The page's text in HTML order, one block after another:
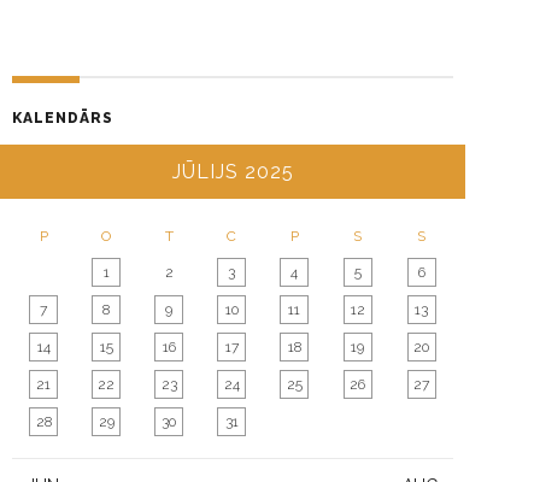
KALENDĀRS
JŪLIJS 2025
P O T C P S S
1 2 3 4 5 6
7 8 9 10 11 12 13
14 15 16 17 18 19 20
21 22 23 24 25 26 27
28 29 30 31